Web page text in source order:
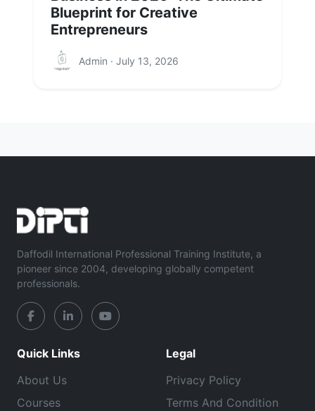
Blueprint for Creative
Entrepreneurs
Admin · July 13, 2026
Daffodil International Professional Training Institute, a
pioneer since 2004, developing globally competent
professionals.
Quick Links
About Us
Courses
Legal
Privacy Policy
Terms And Condition